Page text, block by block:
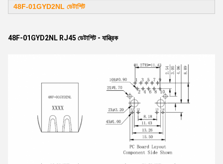
48F-01GYD2NL ডেটাশিট
48F-01GYD2NL RJ45 ডেটাশিট - যান্ত্রিক